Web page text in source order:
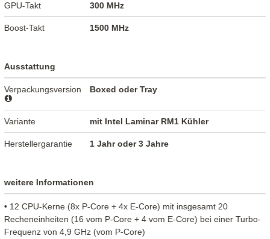
GPU-Takt 300 MHz
Boost-Takt 1500 MHz
Ausstattung
Verpackungsversion Boxed oder Tray
Variante mit Intel Laminar RM1 Kühler
Herstellergarantie 1 Jahr oder 3 Jahre
weitere Informationen
• 12 CPU-Kerne (8x P-Core + 4x E-Core) mit insgesamt 20
Recheneinheiten (16 vom P-Core + 4 vom E-Core) bei einer Turbo-
Frequenz von 4,9 GHz (vom P-Core)